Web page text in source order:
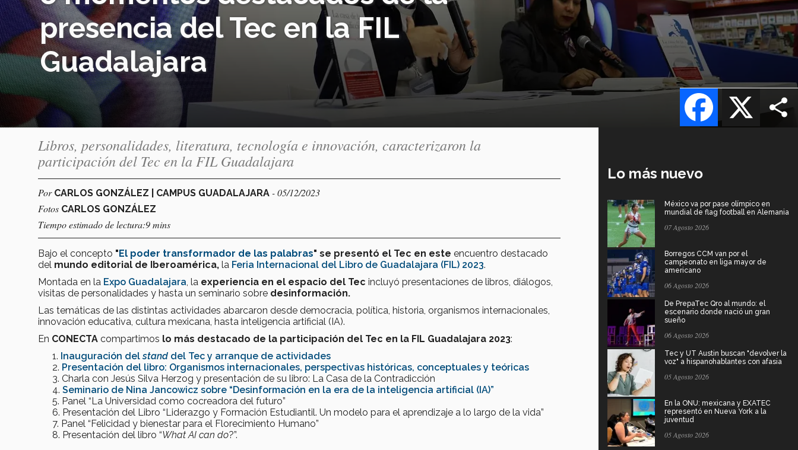
presencia del Tec en la FIL
Guadalajara
X
Facebook
Libros, personalidades, literatura, tecnología e innovación, caracterizaron la
participación del Tec en la FIL Guadalajara
Por CARLOS GONZÁLEZ | CAMPUS GUADALAJARA - 05/12/2023
Fotos CARLOS GONZÁLEZ
Tiempo estimado de lectura:9 mins
Bajo el concepto "El poder transformador de las palabras" se presentó el Tec en este encuentro destacado
del mundo editorial de Iberoamérica, la Feria Internacional del Libro de Guadalajara (FIL) 2023.
Montada en la Expo Guadalajara , la experiencia en el espacio del Tec incluyó presentaciones de libros, diálogos,
visitas de personalidades y hasta un seminario sobre desinformación.
Las temáticas de las distintas actividades abarcaron desde democracia, política, historia, organismos internacionales,
innovación educativa, cultura mexicana, hasta inteligencia artificial (IA).
En CONECTA compartimos lo más destacado de la participación del Tec en la FIL Guadalajara 2023:
Inauguración delstand del Tec y arranque de actividades
Presentación del libro: Organismos internacionales, perspectivas históricas, conceptuales y teóricas
Charla con Jesús Silva Herzog y presentación de su libro: La Casa de la Contradicción
Seminario de Nina Jancowicz sobre “Desinformación en la era de la inteligencia artificial (IA)”
Panel “La Universidad como cocreadora del futuro”
Presentación del Libro “Liderazgo y Formación Estudiantil. Un modelo para el aprendizaje a lo largo de la vida”
Panel “Felicidad y bienestar para el Florecimiento Humano”
Presentación del libro “What AI can do?”.
Lo más nuevo
México va por pase olímpico en
mundial de flag football en Alemania
07 Agosto 2026
Borregos CCM van por el
campeonato en liga mayor de
americano
06 Agosto 2026
De PrepaTec Qro al mundo: el
escenario donde nació un gran
sueño
06 Agosto 2026
Tec y UT Austin buscan "devolver la
voz" a hispanohablantes con afasia
05 Agosto 2026
En la ONU: mexicana y EXATEC
representó en Nueva York a la
juventud
05 Agosto 2026